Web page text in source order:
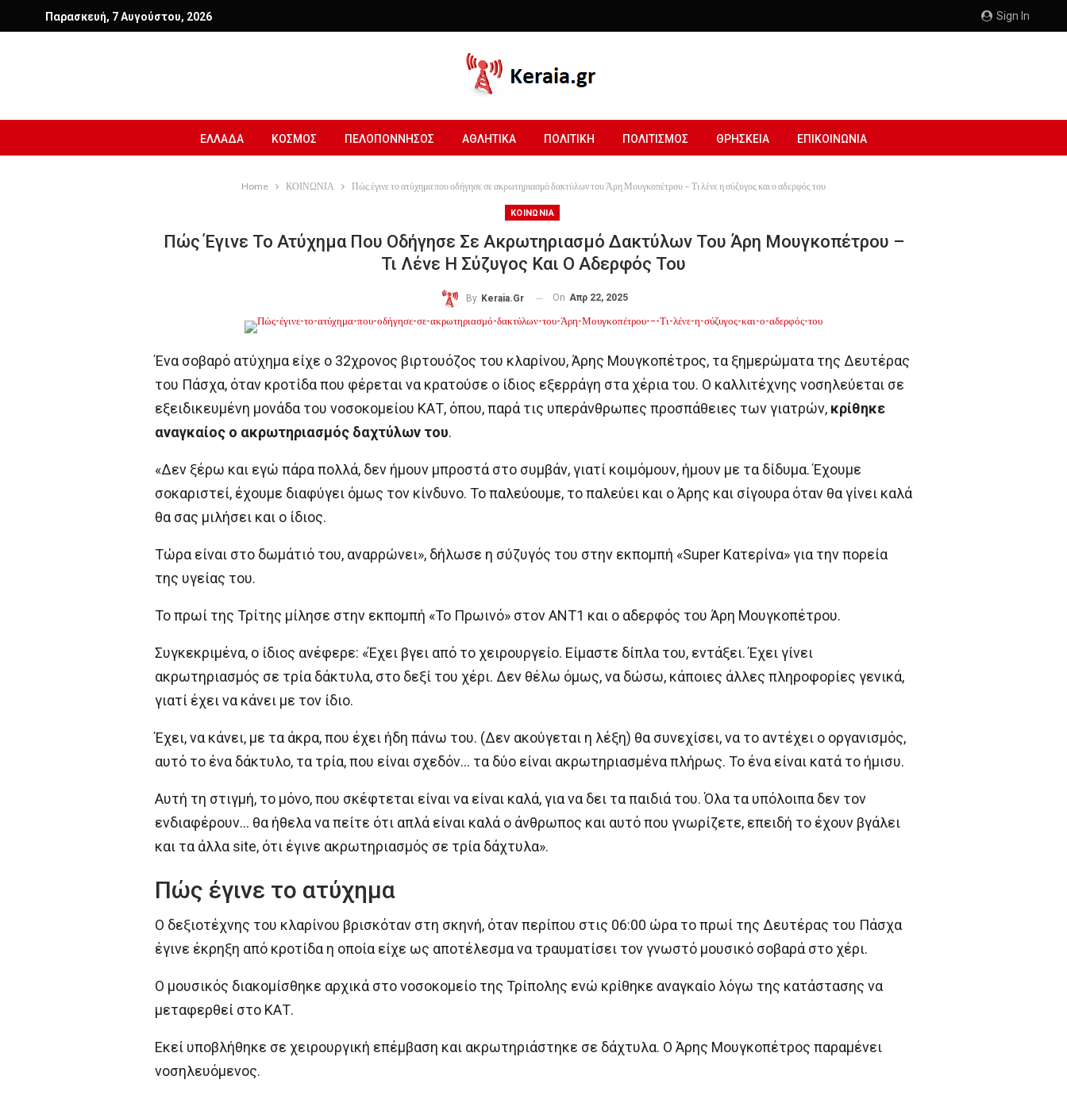
Sign In
Παρασκευή, 7 Αυγούστου, 2026
ΕΛΛΑΔΑ ΚΟΣΜΟΣ ΠΕΛΟΠΟΝΝΗΣΟΣ ΑΘΛΗΤΙΚΑ ΠΟΛΙΤΙΚΗ ΠΟΛΙΤΙΣΜΟΣ ΘΡΗΣΚΕΙΑ ΕΠΙΚΟΙΝΩΝΙΑ
Home ΚΟΙΝΩΝΙΑ Πώς έγινε το ατύχημα που οδήγησε σε ακρωτηριασμό δακτύλων του Άρη Μουγκοπέτρου – Τι λένε η σύζυγος και ο αδερφός του
ΚΟΙΝΩΝΙΑ
Πώς Έγινε Το Ατύχημα Που Οδήγησε Σε Ακρωτηριασμό Δακτύλων Του Άρη Μουγκοπέτρου –
Τι Λένε Η Σύζυγος Και Ο Αδερφός Του
By Keraia.gr On Απρ 22, 2025
Ένα σοβαρό ατύχημα είχε ο 32χρονος βιρτουόζος του κλαρίνου, Άρης Μουγκοπέτρος, τα ξημερώματα της Δευτέρας
του Πάσχα, όταν κροτίδα που φέρεται να κρατούσε ο ίδιος εξερράγη στα χέρια του. Ο καλλιτέχνης νοσηλεύεται σε
εξειδικευμένη μονάδα του νοσοκομείου ΚΑΤ, όπου, παρά τις υπεράνθρωπες προσπάθειες των γιατρών, κρίθηκε
αναγκαίος ο ακρωτηριασμός δαχτύλων του.
«Δεν ξέρω και εγώ πάρα πολλά, δεν ήμουν μπροστά στο συμβάν, γιατί κοιμόμουν, ήμουν με τα δίδυμα. Έχουμε
σοκαριστεί, έχουμε διαφύγει όμως τον κίνδυνο. Το παλεύουμε, το παλεύει και ο Άρης και σίγουρα όταν θα γίνει καλά
θα σας μιλήσει και ο ίδιος.
Τώρα είναι στο δωμάτιό του, αναρρώνει», δήλωσε η σύζυγός του στην εκπομπή «Super Κατερίνα» για την πορεία
της υγείας του.
Το πρωί της Τρίτης μίλησε στην εκπομπή «Το Πρωινό» στον ΑΝΤ1 και ο αδερφός του Άρη Μουγκοπέτρου.
Συγκεκριμένα, ο ίδιος ανέφερε: «Έχει βγει από το χειρουργείο. Είμαστε δίπλα του, εντάξει. Έχει γίνει
ακρωτηριασμός σε τρία δάκτυλα, στο δεξί του χέρι. Δεν θέλω όμως, να δώσω, κάποιες άλλες πληροφορίες γενικά,
γιατί έχει να κάνει με τον ίδιο.
Έχει, να κάνει, με τα άκρα, που έχει ήδη πάνω του. (Δεν ακούγεται η λέξη) θα συνεχίσει, να το αντέχει ο οργανισμός,
αυτό το ένα δάκτυλο, τα τρία, που είναι σχεδόν… τα δύο είναι ακρωτηριασμένα πλήρως. Το ένα είναι κατά το ήμισυ.
Αυτή τη στιγμή, το μόνο, που σκέφτεται είναι να είναι καλά, για να δει τα παιδιά του. Όλα τα υπόλοιπα δεν τον
ενδιαφέρουν… θα ήθελα να πείτε ότι απλά είναι καλά ο άνθρωπος και αυτό που γνωρίζετε, επειδή το έχουν βγάλει
και τα άλλα site, ότι έγινε ακρωτηριασμός σε τρία δάχτυλα».
Πώς έγινε το ατύχημα
Ο δεξιοτέχνης του κλαρίνου βρισκόταν στη σκηνή, όταν περίπου στις 06:00 ώρα το πρωί της Δευτέρας του Πάσχα
έγινε έκρηξη από κροτίδα η οποία είχε ως αποτέλεσμα να τραυματίσει τον γνωστό μουσικό σοβαρά στο χέρι.
Ο μουσικός διακομίσθηκε αρχικά στο νοσοκομείο της Τρίπολης ενώ κρίθηκε αναγκαίο λόγω της κατάστασης να
μεταφερθεί στο ΚΑΤ.
Εκεί υποβλήθηκε σε χειρουργική επέμβαση και ακρωτηριάστηκε σε δάχτυλα. Ο Άρης Μουγκοπέτρος παραμένει
νοσηλευόμενος.